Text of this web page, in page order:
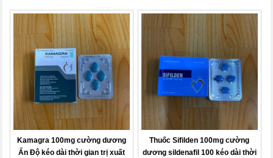
Kamagra 100mg cường dương
Ấn Độ kéo dài thời gian trị xuất
Thuốc Sifilden 100mg cường
dương sildenafil 100 kéo dài thời